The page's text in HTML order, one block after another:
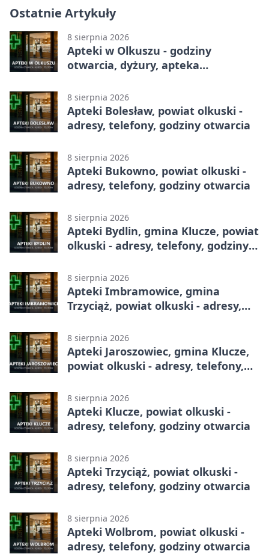
Ostatnie Artykuły
8 sierpnia 2026
Apteki w Olkuszu - godziny
otwarcia, dyżury, apteka
8 sierpnia 2026
Apteki Bolesław, powiat olkuski -
adresy, telefony, godziny otwarcia
8 sierpnia 2026
Apteki Bukowno, powiat olkuski -
adresy, telefony, godziny otwarcia
8 sierpnia 2026
Apteki Bydlin, gmina Klucze, powiat
olkuski - adresy, telefony, godziny
8 sierpnia 2026
Apteki Imbramowice, gmina
Trzyciąż, powiat olkuski - adresy,
8 sierpnia 2026
Apteki Jaroszowiec, gmina Klucze,
powiat olkuski - adresy, telefony,
8 sierpnia 2026
Apteki Klucze, powiat olkuski -
adresy, telefony, godziny otwarcia
8 sierpnia 2026
Apteki Trzyciąż, powiat olkuski -
adresy, telefony, godziny otwarcia
8 sierpnia 2026
Apteki Wolbrom, powiat olkuski -
adresy, telefony, godziny otwarcia